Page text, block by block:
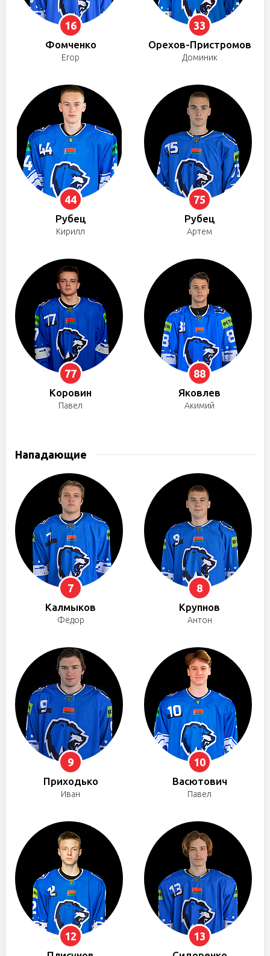
16
Фомченко
Егор
33
Орехов-Пристромов
Доминик
44
Рубец
Кирилл
75
Рубец
Артем
77
Коровин
Павел
88
Яковлев
Акимий
Нападающие
7
Калмыков
Фёдор
8
Крупнов
Антон
9
Приходько
Иван
10
Васютович
Павел
12 13